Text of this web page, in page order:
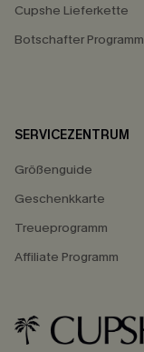
Cupshe Lieferkette
Botschafter Programm
SERVICEZENTRUM
Größenguide
Geschenkkarte
Treueprogramm
Affiliate Programm